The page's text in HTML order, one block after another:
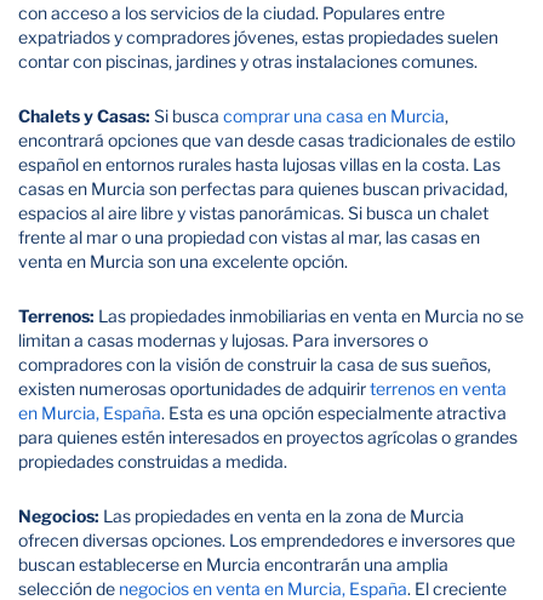
con acceso a los servicios de la ciudad. Populares entre
expatriados y compradores jóvenes, estas propiedades suelen
contar con piscinas, jardines y otras instalaciones comunes.
Chalets y Casas: Si busca comprar una casa en Murcia,
encontrará opciones que van desde casas tradicionales de estilo
español en entornos rurales hasta lujosas villas en la costa. Las
casas en Murcia son perfectas para quienes buscan privacidad,
espacios al aire libre y vistas panorámicas. Si busca un chalet
frente al mar o una propiedad con vistas al mar, las casas en
venta en Murcia son una excelente opción.
Terrenos: Las propiedades inmobiliarias en venta en Murcia no se
limitan a casas modernas y lujosas. Para inversores o
compradores con la visión de construir la casa de sus sueños,
existen numerosas oportunidades de adquirirterrenos en venta
en Murcia, España. Esta es una opción especialmente atractiva
para quienes estén interesados en proyectos agrícolas o grandes
propiedades construidas a medida.
Negocios: Las propiedades en venta en la zona de Murcia
ofrecen diversas opciones. Los emprendedores e inversores que
buscan establecerse en Murcia encontrarán una amplia
selección de negocios en venta en Murcia, España. El creciente